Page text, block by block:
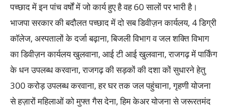
पच्छाद में इन पांच वर्षों में जो कार्य हुए है वह 60 सालों पर भारी है।
भाजपा सरकार की बदौलत पच्छाद में दो सब डिवीज़न कार्यलय, 4 डिग्री
कॉलेज, अस्पतालों के दर्जा बढ़ाना, बिजली विभाग व जल शक्ति विभाग
का डिवीज़न कार्यलय खुलवाना, आई टी आई खुलवाना, राजगढ़ में पार्किंग
के धन उपलब्ध करवाना, राजगढ़ की सड़कों की दशा कों सुधारने हेतु
300 करोड़ उपलब्ध करवाना, हर घर तक जल पहुंचाना, गृहणी योजना
से हज़ारों महिलाओं को मुफ्त गैस देना, हिम केअर योजना से जरूरतमंद